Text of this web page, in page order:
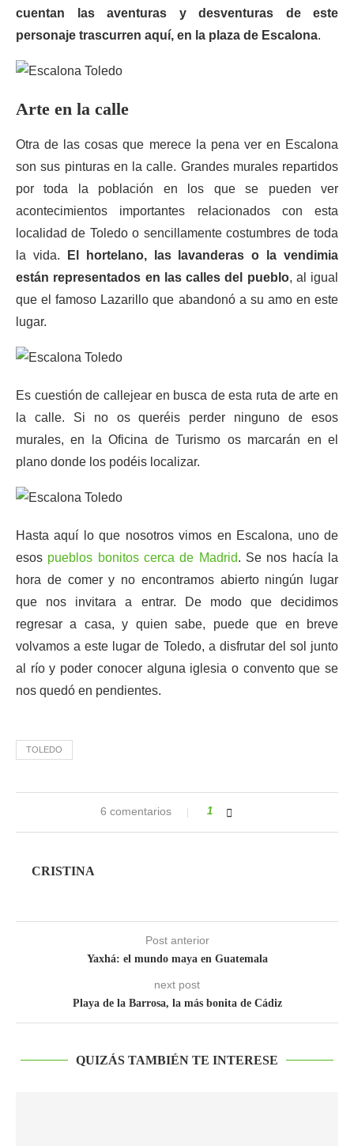
cuentan las aventuras y desventuras de este
personaje trascurren aquí, en la plaza de Escalona.
Arte en la calle
Otra de las cosas que merece la pena ver en Escalona
son sus pinturas en la calle. Grandes murales repartidos
por toda la población en los que se pueden ver
acontecimientos importantes relacionados con esta
localidad de Toledo o sencillamente costumbres de toda
la vida.
El hortelano, las lavanderas o la vendimia
están representados en las calles del pueblo, al igual
que el famoso Lazarillo que abandonó a su amo en este
lugar.
Es cuestión de callejear en busca de esta ruta de arte en
la calle. Si no os queréis perder ninguno de esos
murales, en la Oficina de Turismo os marcarán en el
plano donde los podéis localizar.
Hasta aquí lo que nosotros vimos en Escalona, uno de
esos pueblos bonitos cerca de Madrid. Se nos hacía la
hora de comer y no encontramos abierto ningún lugar
que nos invitara a entrar. De modo que decidimos
regresar a casa, y quien sabe, puede que en breve
volvamos a este lugar de Toledo, a disfrutar del sol junto
al río y poder conocer alguna iglesia o convento que se
nos quedó en pendientes.
TOLEDO
6 comentarios 1
CRISTINA
Post anterior
Yaxhá: el mundo maya en Guatemala
next post
Playa de la Barrosa, la más bonita de Cádiz
QUIZÁS TAMBIÉN TE INTERESE